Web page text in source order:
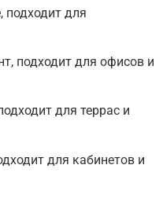
подходит для
подходит для офисов и
для террас и
для кабинетов и